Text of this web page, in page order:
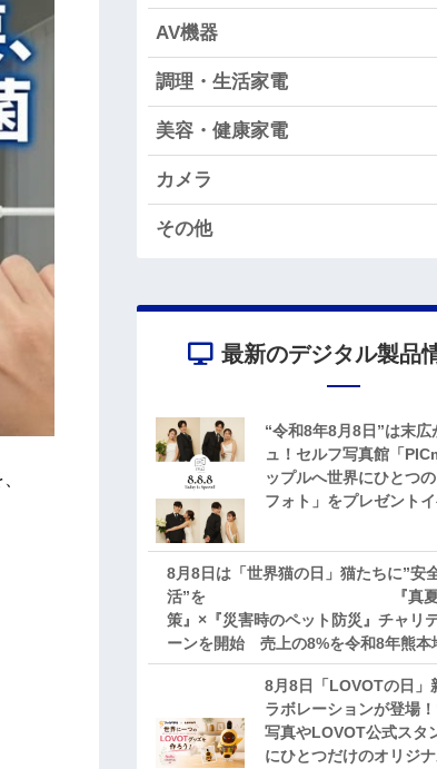
AV機器
調理・生活家電
美容・健康家電
カメラ
その他
最新のデジタル製品
“令和8年8月8日”は末広
ュ！セルフ写真館「
ップルへ世界にひとつ
フォト」をプレゼント
8月8日は「世界猫の日」猫たちに”安
活”を 『真夏の熱
策』×『災害時のペット防災』チャリ
ーンを開始 売上の8%を令和8年熊本
8月8日「LOVOTの日」
ラボレーションが登場
写真やLOVOT公式スタ
にひとつだけのオリジ